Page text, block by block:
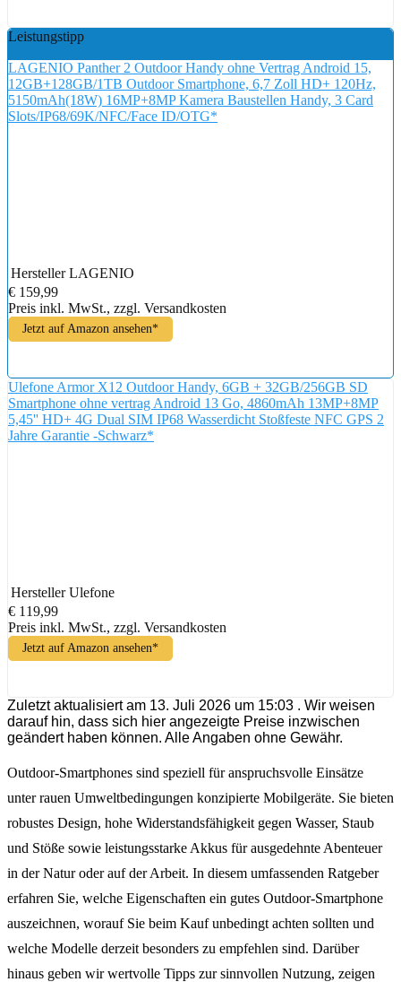
Leistungstipp
LAGENIO Panther 2 Outdoor Handy ohne Vertrag Android 15,
12GB+128GB/1TB Outdoor Smartphone, 6,7 Zoll HD+ 120Hz,
5150mAh(18W) 16MP+8MP Kamera Baustellen Handy, 3 Card
Slots/IP68/69K/NFC/Face ID/OTG*
Hersteller LAGENIO
€ 159,99
Preis inkl. MwSt., zzgl. Versandkosten
Jetzt auf Amazon ansehen*
Ulefone Armor X12 Outdoor Handy, 6GB + 32GB/256GB SD
Smartphone ohne vertrag Android 13 Go, 4860mAh 13MP+8MP
5,45'' HD+ 4G Dual SIM IP68 Wasserdicht Stoßfeste NFC GPS 2
Jahre Garantie -Schwarz*
Hersteller Ulefone
€ 119,99
Preis inkl. MwSt., zzgl. Versandkosten
Jetzt auf Amazon ansehen*
Zuletzt aktualisiert am 13. Juli 2026 um 15:03 . Wir weisen
darauf hin, dass sich hier angezeigte Preise inzwischen
geändert haben können. Alle Angaben ohne Gewähr.
Outdoor-Smartphones sind speziell für anspruchsvolle Einsätze
unter rauen Umweltbedingungen konzipierte Mobilgeräte. Sie bieten
robustes Design, hohe Widerstandsfähigkeit gegen Wasser, Staub
und Stöße sowie leistungsstarke Akkus für ausgedehnte Abenteuer
in der Natur oder auf der Arbeit. In diesem umfassenden Ratgeber
erfahren Sie, welche Eigenschaften ein gutes Outdoor-Smartphone
auszeichnen, worauf Sie beim Kauf unbedingt achten sollten und
welche Modelle derzeit besonders zu empfehlen sind. Darüber
hinaus geben wir wertvolle Tipps zur sinnvollen Nutzung, zeigen